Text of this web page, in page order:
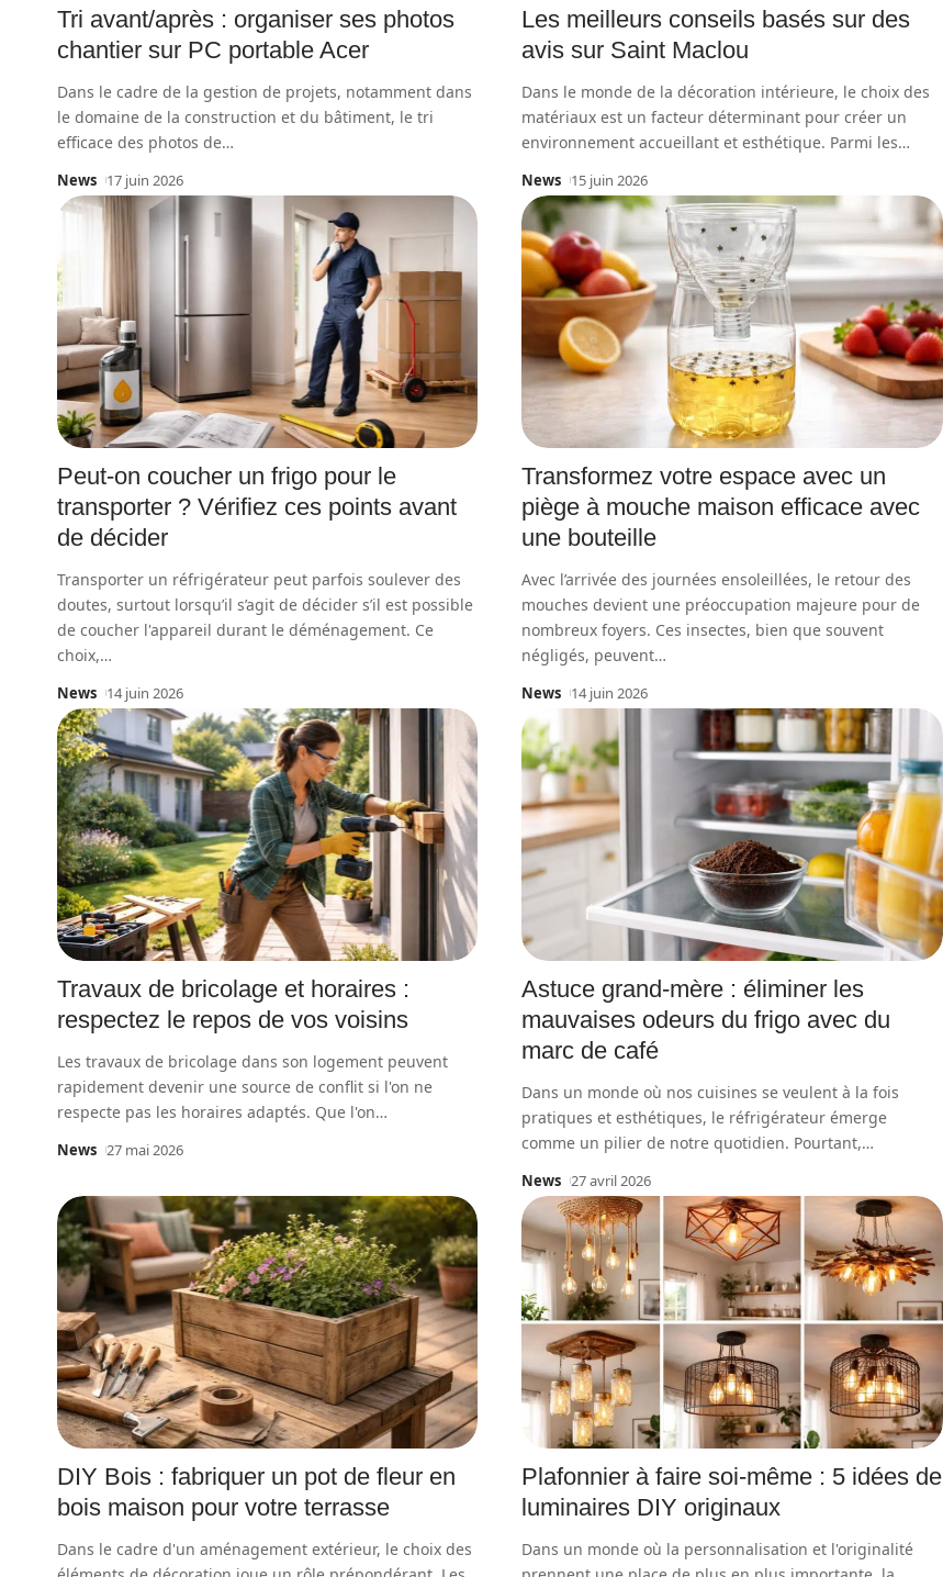
Tri avant/après : organiser ses photos
chantier sur PC portable Acer
Dans le cadre de la gestion de projets, notamment dans
le domaine de la construction et du bâtiment, le tri
efficace des photos de…
News 17 juin 2026
Les meilleurs conseils basés sur des
avis sur Saint Maclou
Dans le monde de la décoration intérieure, le choix des
matériaux est un facteur déterminant pour créer un
environnement accueillant et esthétique. Parmi les…
News 15 juin 2026
Peut-on coucher un frigo pour le
transporter ? Vérifiez ces points avant
de décider
Transporter un réfrigérateur peut parfois soulever des
doutes, surtout lorsqu’il s’agit de décider s’il est possible
de coucher l'appareil durant le déménagement. Ce
choix,…
News 14 juin 2026
Transformez votre espace avec un
piège à mouche maison efficace avec
une bouteille
Avec l’arrivée des journées ensoleillées, le retour des
mouches devient une préoccupation majeure pour de
nombreux foyers. Ces insectes, bien que souvent
négligés, peuvent…
News 14 juin 2026
Travaux de bricolage et horaires :
respectez le repos de vos voisins
Les travaux de bricolage dans son logement peuvent
rapidement devenir une source de conflit si l'on ne
respecte pas les horaires adaptés. Que l'on…
News 27 mai 2026
Astuce grand-mère : éliminer les
mauvaises odeurs du frigo avec du
marc de café
Dans un monde où nos cuisines se veulent à la fois
pratiques et esthétiques, le réfrigérateur émerge
comme un pilier de notre quotidien. Pourtant,…
News 27 avril 2026
DIY Bois : fabriquer un pot de fleur en
bois maison pour votre terrasse
Dans le cadre d'un aménagement extérieur, le choix des
Plafonnier à faire soi-même : 5 idées de
luminaires DIY originaux
Dans un monde où la personnalisation et l'originalité